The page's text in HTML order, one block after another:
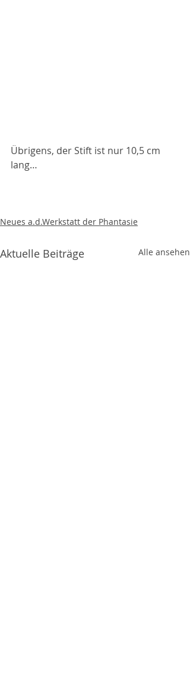
Übrigens, der Stift ist nur 10,5 cm
lang…
Neues a.d.Werkstatt der Phantasie
Aktuelle Beiträge Alle ansehen